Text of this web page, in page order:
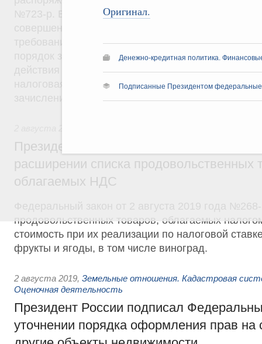
Оригинал.
Денежно-кредитная политика.
Подписанные Президентом
№723-р. В целях развития
требования к контракту и его сторонам, предмет
порядок заключения, изменения, расторжения и
действия контракта. Для налогоплательщиков –
налоговая ставка налога на прибыль
зачислению в федеральный бюджет,
Президент России подписал
расширении списка продовольственных
облагаемых НДС
продовольственных товаров, облагаемых
стоимость при их реализации по налоговой
фрукты и ягоды, в том числе виноград.
2 августа 2019, Земельные отношения. Кадастровая
Оценочная деятельность
Президент России подписал
уточнении порядка оформления прав